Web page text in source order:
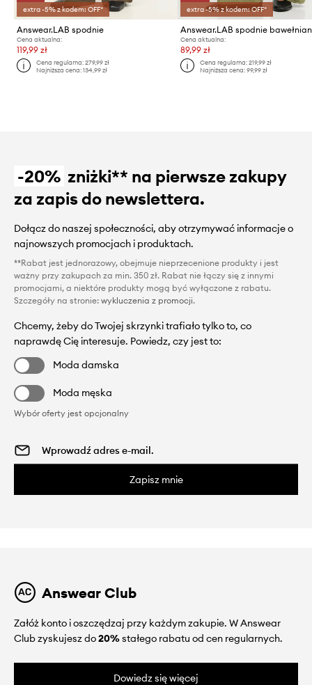
extra -5% z kodem: OFF*
Answear.LAB spodnie
Cena aktualna:
119,99 zł
Cena regularna:279,99 zł
Najniższa cena:134,99 zł
extra -5% z kodem: OFF*
Answear.LAB spodnie
Cena aktualna:
89,99 zł
Cena regularna: 219,99 zł
Najniższa cena: 99,99 zł
-20% zniżki** na pierwsze zakupy
za zapis do newslettera.
Dołącz do naszej społeczności, aby otrzymywać informacje o
najnowszych promocjach i produktach.
**Rabat jest jednorazowy, obejmuje nieprzecenione produkty i jest
ważny przy zakupach za min. 350 zł. Rabat nie łączy się z innymi
promocjami, a niektóre produkty mogą być wyłączone z rabatu.
Szczegóły na stronie: wykluczenia z promocji.
Chcemy, żeby do Twojej skrzynki trafiało tylko to, co
naprawdę Cię interesuje. Powiedz, czy jest to:
Moda damska
Moda męska
Wybór oferty jest opcjonalny
Zapisz mnie
Answear Club
Załóż konto i oszczędzaj przy każdym zakupie. W Answear
Club zyskujesz do20%stałego rabatu od cen regularnych.
Dowiedz się więcej